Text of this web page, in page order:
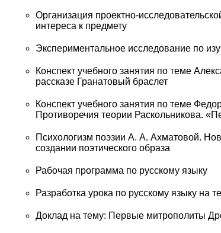
Организация проектно-
интереса к предмету
Экспериментальное исследование по
Конспект учебного занятия по теме
рассказе Гранатовый браслет
Конспект учебного занятия по теме
Противоречия теории Раскольникова.
Психологизм поэзии А. А. Ахматовой.
создании поэтического образа
Рабочая программа по русскому языку
Разработка урока по русскому языку на
Доклад на тему: Первые митрополиты